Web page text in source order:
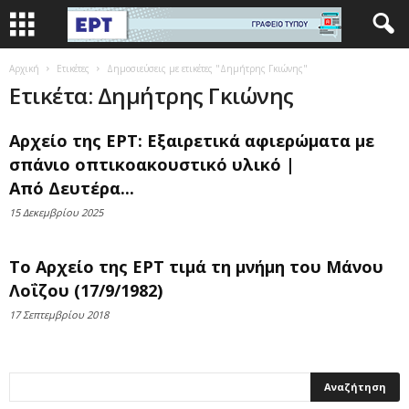
Αρχική Ετικέτες Δημοσιεύσεις με ετικέτες "Δημήτρης Γκιώνης"
Ετικέτα: Δημήτρης Γκιώνης
Αρχείο της ΕΡΤ: Εξαιρετικά αφιερώματα με
σπάνιο οπτικοακουστικό υλικό |
Από Δευτέρα...
15 Δεκεμβρίου 2025
Το Αρχείο της ΕΡΤ τιμά τη μνήμη του Μάνου
Λοΐζου (17/9/1982)
17 Σεπτεμβρίου 2018